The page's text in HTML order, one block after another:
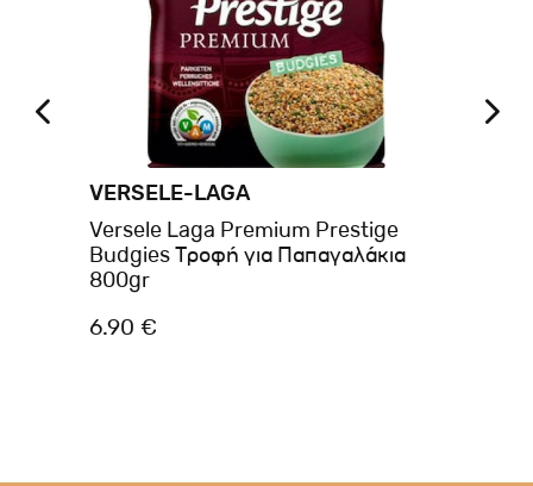
VERSELE-LAGA
Versele Laga Premium Prestige
Budgies Τροφή για Παπαγαλάκια
800gr
6.90 €